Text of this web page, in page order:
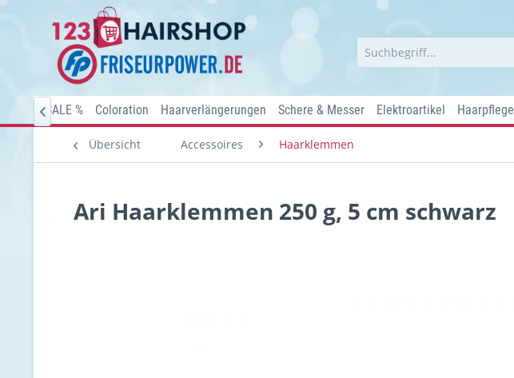
SALE % Coloration Haarverlängerungen Schere & Messer Elektroartikel Haarpflege

Übersicht Accessoires Haarklemmen
Ari Haarklemmen 250 g, 5 cm schwarz